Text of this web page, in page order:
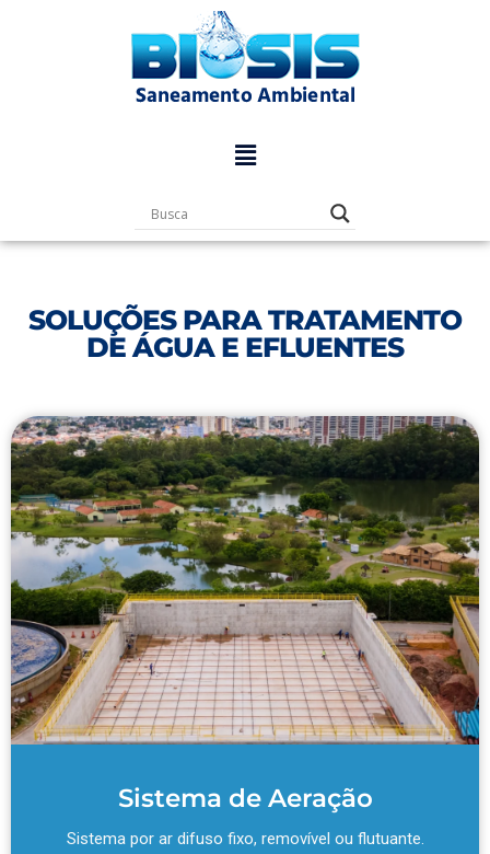
SOLUÇÕES PARA TRATAMENTO
DE ÁGUA E EFLUENTES
Sistema de Aeração
Sistema por ar difuso fixo, removível ou flutuante.